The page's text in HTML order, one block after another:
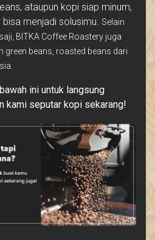
ataupun kopi siap minum,
bisa menjadi solusimu.
Selain
BITKA Coffee Roastery juga
green beans, roasted beans dari
ini untuk langsung
kami seputar kopi sekarang!